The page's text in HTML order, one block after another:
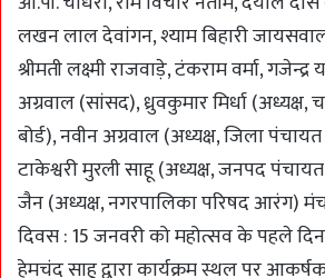
लखन लाल देवांगन, श्याम बिहारी
श्रीमती लक्ष्मी राजवाड़े, टंकराम वर्मा,
अग्रवाल (सांसद), ध्रुवकुमार मिर्धा (अध्यक्ष,
बोर्ड), नवीन अग्रवाल (अध्यक्ष, जिला पंचायत
टाकेश्वरी मुरली साहू (अध्यक्ष, जनपद
जैन (अध्यक्ष, नगरपालिका परिषद आरंग)
दिवस : 15 जनवरी को महोत्सव के पहले दिन
हेमचंद साहू द्वारा कार्यक्रम स्थल पर